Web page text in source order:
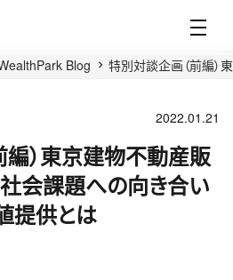
Blog 特別対談企画（前編）
2022.01.21
編）東京建物不動産販
会課題への向き合い
提供とは